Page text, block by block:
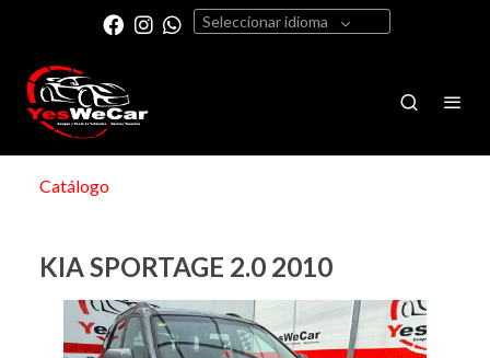
Seleccionar idioma
Catálogo
KIA SPORTAGE 2.0 2010